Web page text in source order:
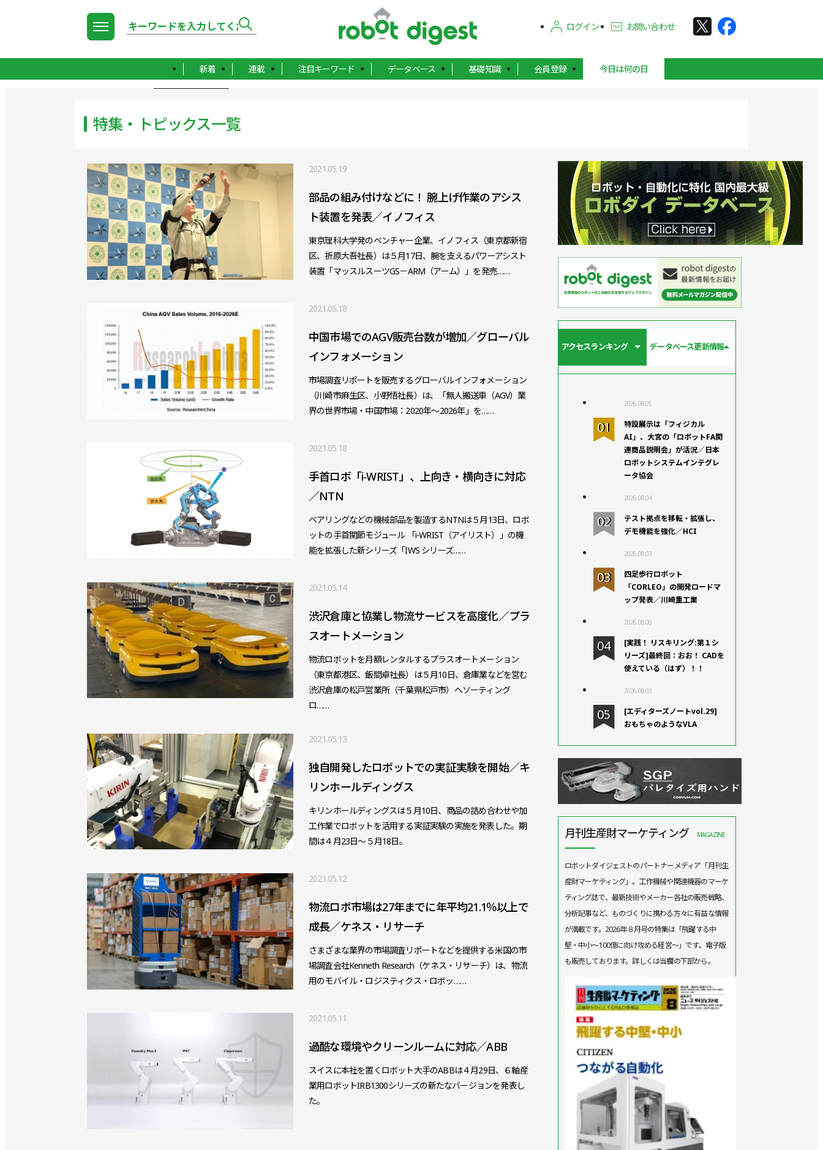
ログイン お問い合わせ
新着 連載 注目キーワード データベース 基礎知識 会員登録 今日は何の日
特集・トピックス一覧
2021.05.19
部品の組み付けなどに！ 腕上げ作業のアシス
ト装置を発表／イノフィス
東京理科大学発のベンチャー企業、イノフィス（東京都新宿
区、折原大吾社長）は５月17日、腕を支えるパワーアシスト
装置「マッスルスーツGS－ARM（アーム）」を発売……
2021.05.18
中国市場でのAGV販売台数が増加／グローバル
インフォメーション
市場調査リポートを販売するグローバルインフォメーション
（川崎市麻生区、小野悟社長）は、「無人搬送車（AGV）業
界の世界市場・中国市場：2020年～2026年」を……
2021.05.18
手首ロボ「i-WRIST」、上向き・横向きに対応
／NTN
ベアリングなどの機械部品を製造するNTNは５月13日、ロボ
ットの手首関節モジュール 「i-WRIST（アイリスト）」の機
能を拡張した新シリーズ「IWS シリーズ……
2021.05.14
渋沢倉庫と協業し物流サービスを高度化／プラ
スオートメーション
物流ロボットを月額レンタルするプラスオートメーション
（東京都港区、飯間卓社長）は５月10日、倉庫業などを営む
渋沢倉庫の松戸営業所（千葉県松戸市）へソーティング
ロ……
2021.05.13
独自開発したロボットでの実証実験を開始／キ
リンホールディングス
キリンホールディングスは５月10日、商品の詰め合わせや加
工作業でロボットを活用する実証実験の実施を発表した。期
間は４月23日～５月18日。
2021.05.12
物流ロボ市場は27年までに年平均21.1％以上で
成長／ケネス・リサーチ
さまざまな業界の市場調査リポートなどを提供する米国の市
場調査会社Kenneth Research（ケネス・リサーチ）は、物流
用のモバイル・ロジスティクス・ロボッ……
2021.05.11
過酷な環境やクリーンルームに対応／ABB
スイスに本社を置くロボット大手のABBは４月29日、６軸産
業用ロボットIRB1300シリーズの新たなバージョンを発表し
た。
アクセスランキング データベース更新情報
2026.08.05
特設展示は「フィジカル
AI」、大宮の「ロボットFA関
連商品説明会」が活況／日本
ロボットシステムインテグレ
ータ協会
2026.08.04
テスト拠点を移転・拡張し、
デモ機能を強化／HCI
2026.08.03
四足歩行ロボット
「CORLEO」の開発ロードマ
ップ発表／川崎重工業
2026.08.06
[実践！ リスキリング:第１シ
リーズ]最終回：おお！ CADを
使えている（はず）！！
2026.08.03
[エディターズノートvol.29]
おもちゃのようなVLA
月刊生産財マーケティング MAGAZINE
ロボットダイジェストのパートナーメディア「月刊生
産財マーケティング」。工作機械や関連機器のマーケ
ティング誌で、最新技術やメーカー各社の販売戦略、
分析記事など、ものづくりに携わる方々に有益な情報
が満載です。2026年８月号の特集は「飛躍する中
堅・中小～100億に向け攻める経営～」です。電子版
も販売しております。詳しくは当欄の下部から。